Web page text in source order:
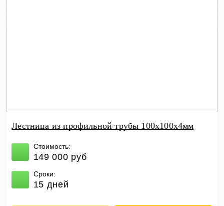
Лестница из профильной трубы 100х100х4мм
Стоимость:
149 000 руб
Сроки:
15 дней